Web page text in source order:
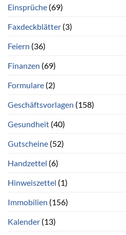
Einsprüche (69)
Faxdeckblätter (3)
Feiern (36)
Finanzen (69)
Formulare (2)
Geschäftsvorlagen (158)
Gesundheit (40)
Gutscheine (52)
Handzettel (6)
Hinweiszettel (1)
Immobilien (156)
Kalender (13)